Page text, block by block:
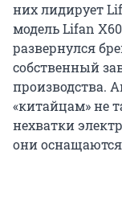
них лидирует
модель Lifan
развернулся
собственный
производства.
«китайцам» не
нехватки
они